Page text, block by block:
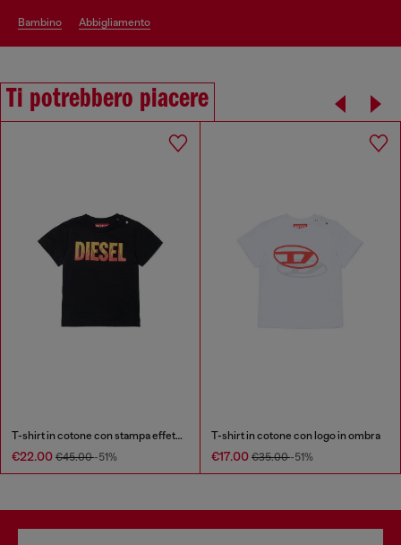
bambino abbigliamento
Ti potrebbero piacere
T-shirt in cotone con stampa effetto fuoco
€22.00 €45.00-51%
T-shirt in cotone con logo in ombra
€17.00 €35.00-51%